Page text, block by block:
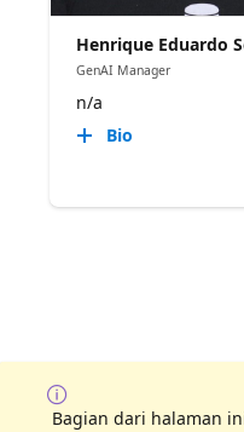
Henrique Eduardo
GenAI Manager
n/a
Bio
Bagian dari halaman